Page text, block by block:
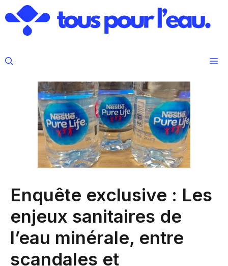
au
contenu
Enquête exclusive : Les
enjeux sanitaires de
l’eau minérale, entre
scandales et